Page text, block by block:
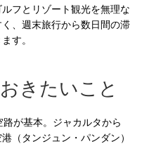
フとリゾート観光を無理な
、週末旅行から数日間の滞
す。
きたいこと
路が基本。ジャカルタから
（タンジュン・パンダン）